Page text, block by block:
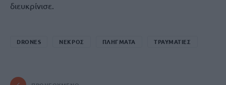
διευκρίνισε.
DRONES ΝΕΚΡΟΣ ΠΛΗΓΜΑΤΑ ΤΡΑΥΜΑΤΙΕΣ